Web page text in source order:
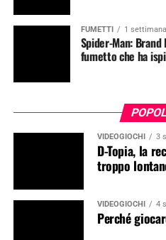
FUMETTI 1
Spider-Man: Brand
fumetto che ha
VIDEOGIOCHI 3
D-Topia, la
troppo
VIDEOGIOCHI 4
Perché